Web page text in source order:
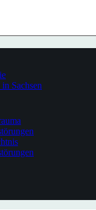
Sachsen